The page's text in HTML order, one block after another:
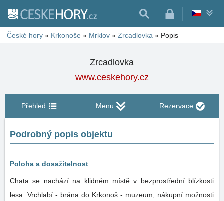
České hory » Krkonoše » Mrklov » Zrcadlovka » Popis
Zrcadlovka
www.ceskehory.cz
Přehled Menu Rezervace
Podrobný popis objektu
Poloha a dosažitelnost
Chata se nachází na klidném místě v bezprostřední blízkosti
lesa. Vrchlabí - brána do Krkonoš - muzeum, nákupní možnosti